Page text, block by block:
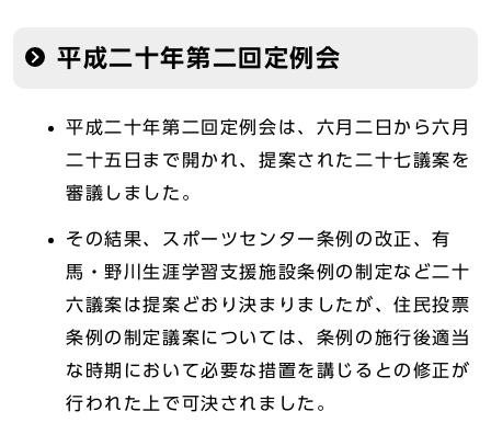
平成二十年第二回定例会
平成二十年第二回定例会は、六月二日から六月
二十五日まで開かれ、提案された二十七議案を
審議しました。
その結果、スポーツセンター条例の改正、有
馬・野川生涯学習支援施設条例の制定など二十
六議案は提案どおり決まりましたが、住民投票
条例の制定議案については、条例の施行後適当
な時期において必要な措置を講じるとの修正が
行われた上で可決されました。